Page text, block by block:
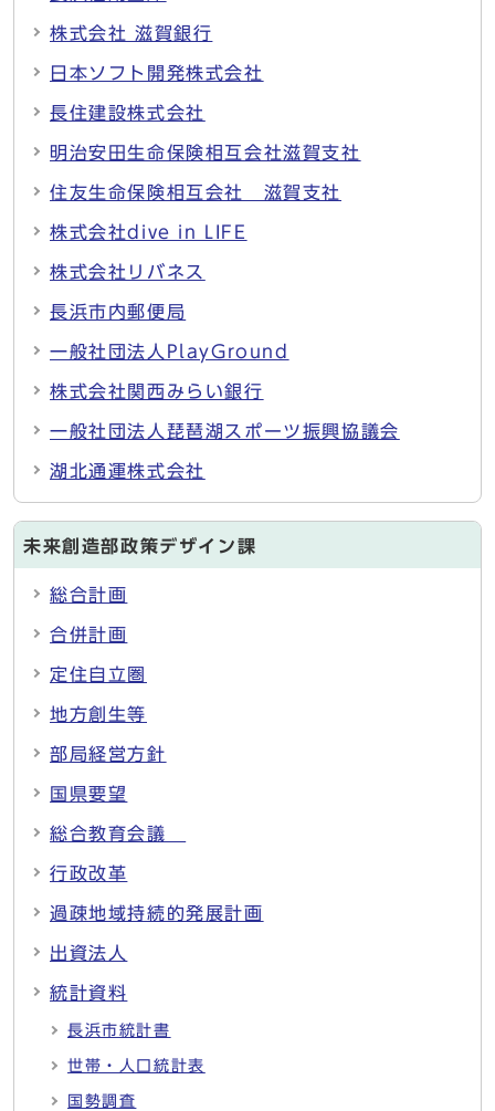
株式会社 滋賀銀行
日本ソフト開発株式会社
長住建設株式会社
明治安田生命保険相互会社滋賀支社
住友生命保険相互会社 滋賀支社
株式会社dive in LIFE
株式会社リバネス
長浜市内郵便局
一般社団法人PlayGround
株式会社関西みらい銀行
一般社団法人琵琶湖スポーツ振興協議会
湖北通運株式会社
未来創造部政策デザイン課
総合計画
合併計画
定住自立圏
地方創生等
部局経営方針
国県要望
総合教育会議
行政改革
過疎地域持続的発展計画
出資法人
統計資料
長浜市統計書
世帯・人口統計表
国勢調査